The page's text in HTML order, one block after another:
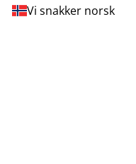
Vi snakker norsk